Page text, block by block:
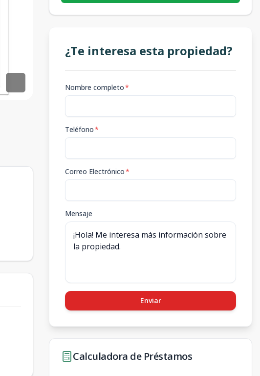
¿Te interesa esta propiedad?
Nombre completo*
Teléfono*
Correo Electrónico*
Mensaje
Enviar
Calculadora de Préstamos